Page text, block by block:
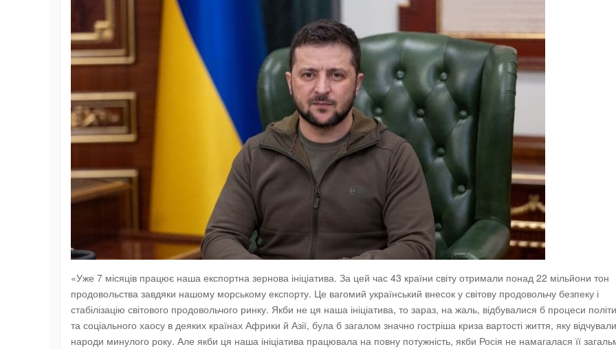
«Уже 7 місяців працює наша експортна зернова ініціатива. За цей час 43 країни світу отримали понад 22 мільйони тон
продовольства завдяки нашому морському експорту. Це вагомий український внесок у світову продовольчу безпеку і
стабілізацію світового продовольчого ринку. Якби не ця наша ініціатива, то зараз, на жаль, відбувалися б процеси
та соціального хаосу в деяких країнах Африки й Азії, була б загалом значно гостріша криза вартості життя, яку відчували
народи минулого року. Але якби ця наша ініціатива працювала на повну потужність, якби Росія не намагалася її